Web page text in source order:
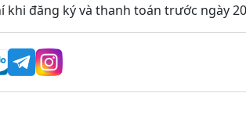
khi đăng ký và thanh toán trước ngày